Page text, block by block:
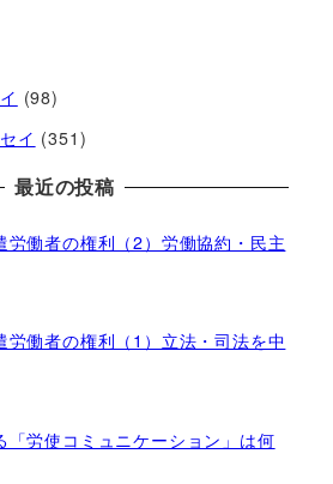
(98)
イ (351)
最近の投稿
働者の権利（2）労働協約・民主
働者の権利（1）立法・司法を中
労使コミュニケーション」は何